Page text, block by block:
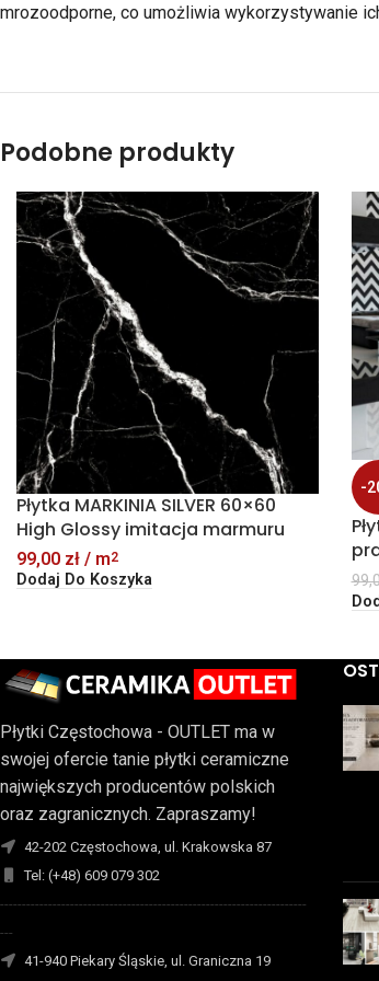
mrozoodporne, co umożliwia wykorzystywanie
Podobne produkty
Płytka MARKINIA SILVER 60×60
High Glossy imitacja marmuru
99,00 zł / m2
Dodaj Do Koszyka
-
Płytki Częstochowa - OUTLET ma w
swojej ofercie tanie płytki ceramiczne
największych producentów polskich
oraz zagranicznych. Zapraszamy!
42-202 Częstochowa, ul. Krakowska 87
Tel: (+48) 609 079 302
----------------------------------------------------------------------
---
41-940 Piekary Śląskie, ul. Graniczna 19